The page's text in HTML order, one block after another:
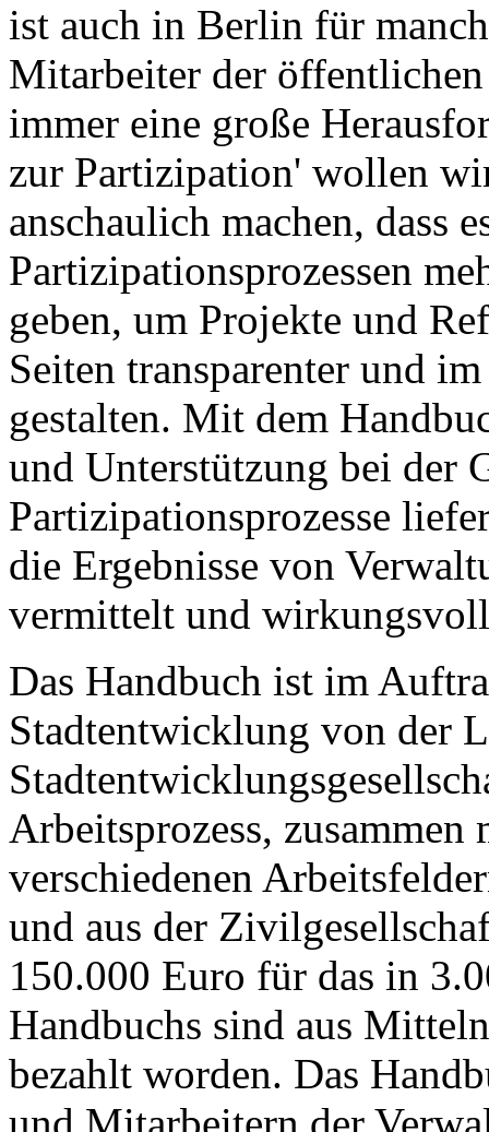
ist auch in Berlin für
Mitarbeiter der
immer eine große
zur Partizipation' wollen
anschaulich machen, dass
Partizipationsprozessen
geben, um Projekte und
Seiten transparenter und
gestalten. Mit dem
und Unterstützung bei der
Partizipationsprozesse
die Ergebnisse von
vermittelt und
Das Handbuch ist im
Stadtentwicklung von der
Arbeitsprozess, zusammen
verschiedenen
und aus der
150.000 Euro für das in
Handbuchs sind aus
bezahlt worden. Das